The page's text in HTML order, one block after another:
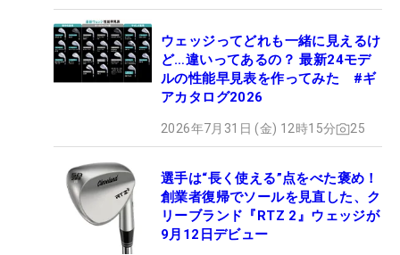
ウェッジってどれも一緒に見えるけ
ど…違いってあるの？ 最新24モデ
ルの性能早見表を作ってみた #ギ
アカタログ2026
2026年7月31日 (金) 12時15分 25
選手は“長く使える”点をべた褒め！
創業者復帰でソールを見直した、ク
リーブランド『RTZ 2』ウェッジが
9月12日デビュー